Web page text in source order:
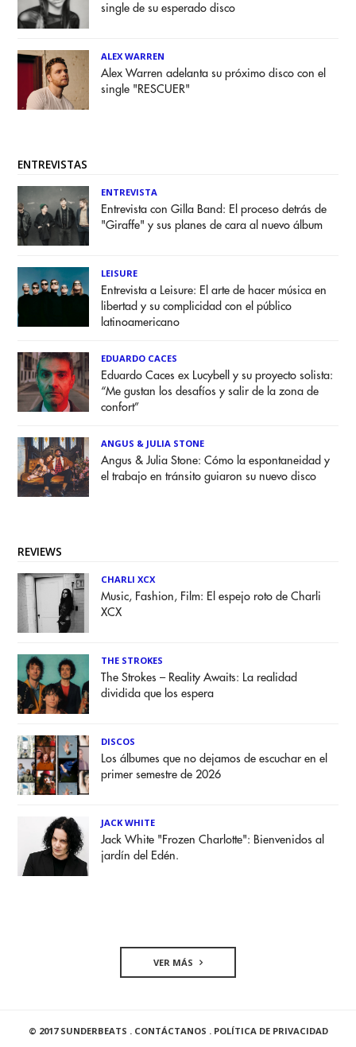
single de su esperado disco
ALEX WARREN
Alex Warren adelanta su próximo disco con el
single "RESCUER"
ENTREVISTAS
ENTREVISTA
Entrevista con Gilla Band: El proceso detrás de
"Giraffe" y sus planes de cara al nuevo álbum
LEISURE
Entrevista a Leisure: El arte de hacer música en
libertad y su complicidad con el público
latinoamericano
EDUARDO CACES
Eduardo Caces ex Lucybell y su proyecto solista:
“Me gustan los desafíos y salir de la zona de
confort”
ANGUS & JULIA STONE
Angus & Julia Stone: Cómo la espontaneidad y
el trabajo en tránsito guiaron su nuevo disco
REVIEWS
CHARLI XCX
Music, Fashion, Film: El espejo roto de Charli
XCX
THE STROKES
The Strokes – Reality Awaits: La realidad
dividida que los espera
DISCOS
Los álbumes que no dejamos de escuchar en el
primer semestre de 2026
JACK WHITE
Jack White "Frozen Charlotte": Bienvenidos al
jardín del Edén.
VER MÁS
© 2017 SUNDERBEATS . CONTÁCTANOS . POLÍTICA DE PRIVACIDAD